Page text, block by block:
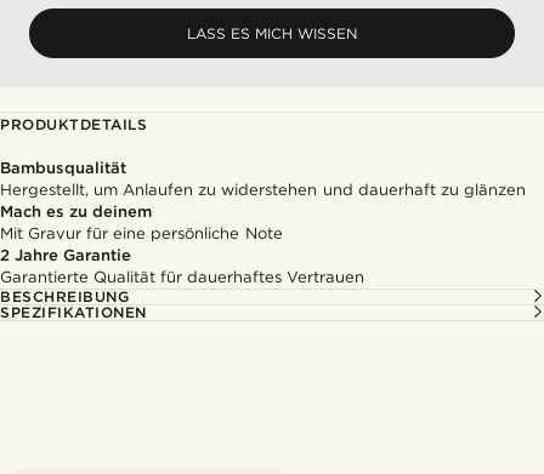
LASS ES MICH WISSEN
PRODUKTDETAILS
Bambusqualität
Hergestellt, um Anlaufen zu widerstehen und dauerhaft zu glänzen
Mach es zu deinem
Mit Gravur für eine persönliche Note
2 Jahre Garantie
Garantierte Qualität für dauerhaftes Vertrauen
BESCHREIBUNG
SPEZIFIKATIONEN